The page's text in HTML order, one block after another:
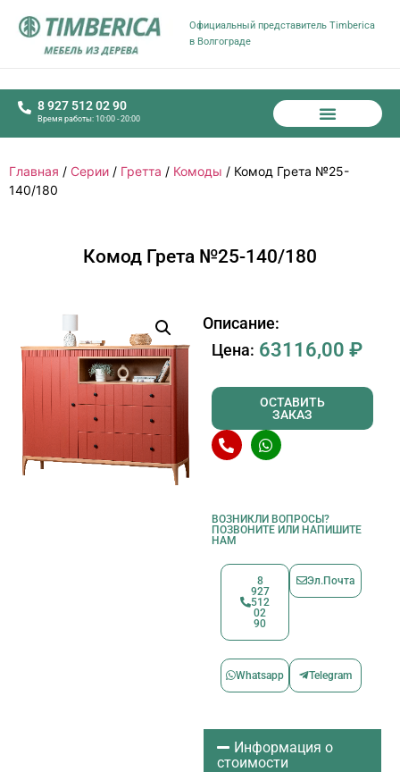
Официальный представитель Timberica
в Волгограде
8 927 512 02 90
Время работы: 10:00 - 20:00
Главная / Серии / Гретта / Комоды / Комод Грета №25-
140/180
Комод Грета №25-140/180
Описание:
Цена: 63116,00 ₽
ОСТАВИТЬ
ЗАКАЗ
ВОЗНИКЛИ ВОПРОСЫ?
ПОЗВОНИТЕ ИЛИ НАПИШИТЕ
НАМ
8
927
512
02
90
Эл.Почта
Whatsapp Telegram
Информация о
стоимости